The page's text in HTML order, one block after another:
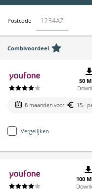
Postcode
Combivoordeel
50
8 maanden voor 15,-
Vergelijken
100